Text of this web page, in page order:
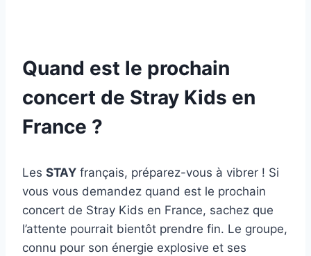
Quand est le prochain
concert de Stray Kids en
France ?
Les STAY français, préparez-vous à vibrer ! Si
vous vous demandez quand est le prochain
concert de Stray Kids en France, sachez que
l’attente pourrait bientôt prendre fin. Le groupe,
connu pour son énergie explosive et ses